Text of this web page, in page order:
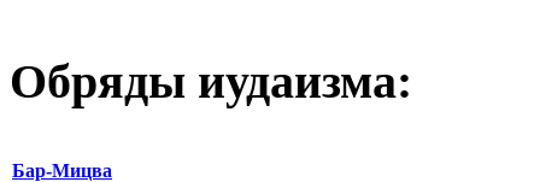
Обряды иудаизма:
Бар-Мицва